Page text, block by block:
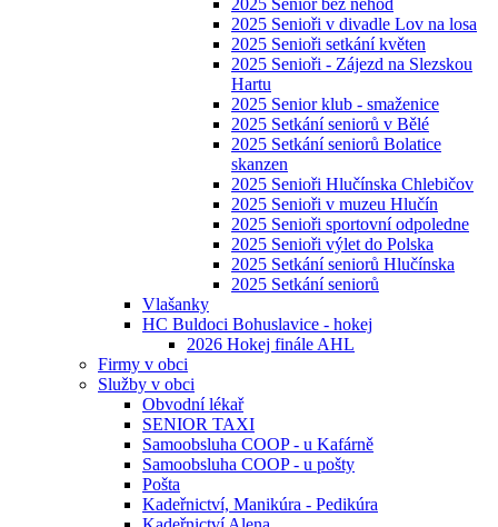
2025 Senior bez nehod
2025 Senioři v divadle Lov na losa
2025 Senioři setkání květen
2025 Senioři - Zájezd na Slezskou
Hartu
2025 Senior klub - smaženice
2025 Setkání seniorů v Bělé
2025 Setkání seniorů Bolatice
skanzen
2025 Senioři Hlučínska Chlebičov
2025 Senioři v muzeu Hlučín
2025 Senioři sportovní odpoledne
2025 Senioři výlet do Polska
2025 Setkání seniorů Hlučínska
2025 Setkání seniorů
Vlašanky
HC Buldoci Bohuslavice - hokej
2026 Hokej finále AHL
Firmy v obci
Služby v obci
Obvodní lékař
SENIOR TAXI
Samoobsluha COOP - u Kafárně
Samoobsluha COOP - u pošty
Pošta
Kadeřnictví, Manikúra - Pedikúra